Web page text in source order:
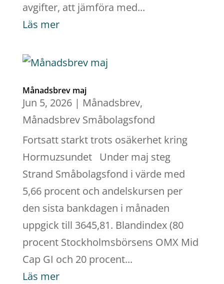
avgifter, att jämföra med...
Läs mer
Månadsbrev maj
Jun 5, 2026| Månadsbrev,
Månadsbrev Småbolagsfond
Fortsatt starkt trots osäkerhet kring
Hormuzsundet Under maj steg
Strand Småbolagsfond i värde med
5,66 procent och andelskursen per
den sista bankdagen i månaden
uppgick till 3645,81. Blandindex (80
procent Stockholmsbörsens OMX Mid
Cap GI och 20 procent...
Läs mer